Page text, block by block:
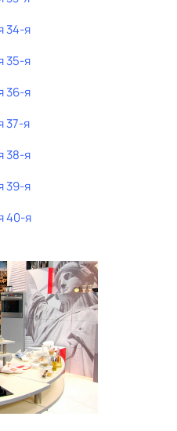
34-я
35-я
36-я
37-я
38-я
39-я
40-я